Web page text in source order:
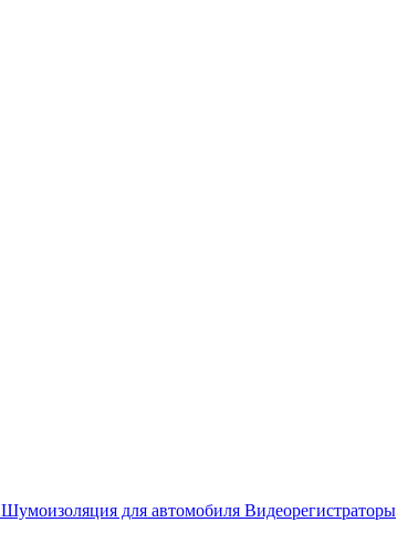
Шумоизоляция для автомобиля Видеорегистраторы